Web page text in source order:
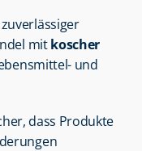
mit koscher
und
dass Produkte